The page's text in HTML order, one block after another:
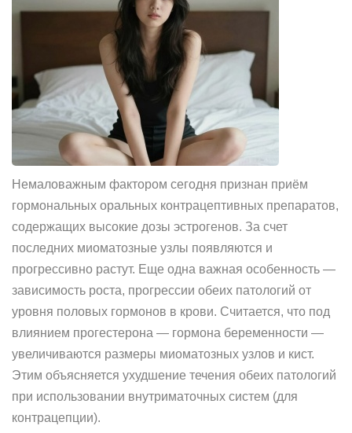
Немаловажным фактором сегодня признан приём
гормональных оральных контрацептивных препаратов,
содержащих высокие дозы эстрогенов. За счет
последних миоматозные узлы появляются и
прогрессивно растут. Еще одна важная особенность —
зависимость роста, прогрессии обеих патологий от
уровня половых гормонов в крови. Считается, что под
влиянием прогестерона — гормона беременности —
увеличиваются размеры миоматозных узлов и кист.
Этим объясняется ухудшение течения обеих патологий
при использовании внутриматочных систем (для
контрацепции).